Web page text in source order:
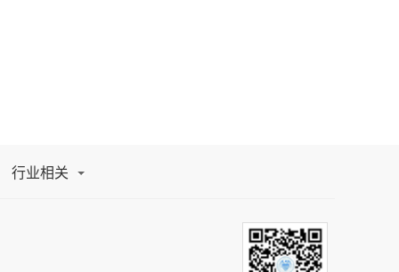
行业相关